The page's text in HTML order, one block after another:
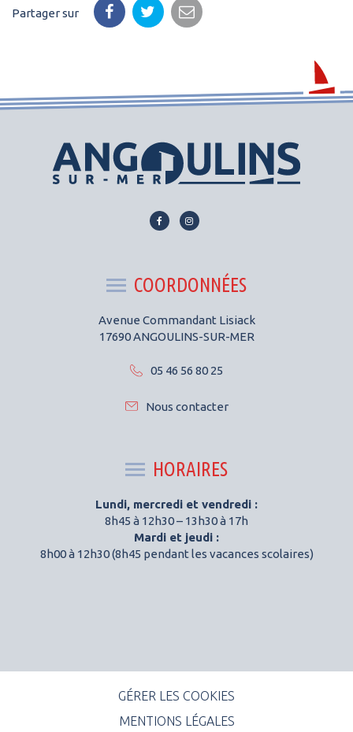
Partager sur
Lien
Facebook
Lien
Instagram
COORDONNÉES
Avenue Commandant Lisiack
17690 ANGOULINS-SUR-MER
05 46 56 80 25
Nous contacter
HORAIRES
Lundi, mercredi et vendredi :
8h45 à 12h30 – 13h30 à 17h
Mardi et jeudi :
8h00 à 12h30 (8h45 pendant les vacances scolaires)
GÉRER LES COOKIES
MENTIONS LÉGALES